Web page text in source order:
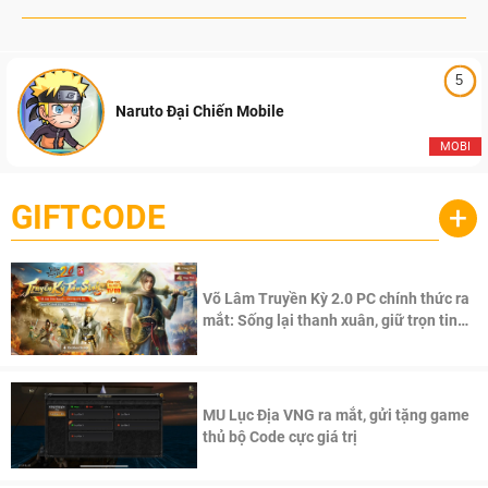
5
MOBI
Naruto Đại Chiến Mobile
GIFTCODE +
Võ Lâm Truyền Kỳ 2.0 PC chính thức ra
mắt: Sống lại thanh xuân, giữ trọn tinh
MU Lục Địa VNG ra mắt, gửi tặng game
thủ bộ Code cực giá trị